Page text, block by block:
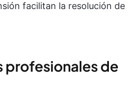
facilitan la resolución de
profesionales de